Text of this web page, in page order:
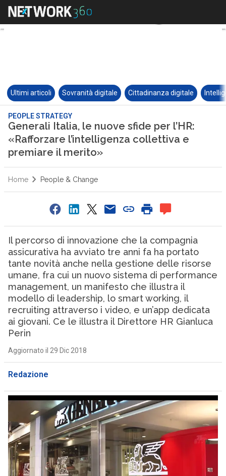
Ultimi articoli Sovranità digitale Cittadinanza digitale
PEOPLE STRATEGY
Generali Italia, le nuove sfide per l’HR:
«Rafforzare l’intelligenza collettiva e
premiare il merito»
Home People & Change
Il percorso di innovazione che la compagnia
assicurativa ha avviato tre anni fa ha portato
tante novità anche nella gestione delle risorse
umane, fra cui un nuovo sistema di performance
management, un manifesto che illustra il
modello di leadership, lo smart working, il
recruiting attraverso i video, e un’app dedicata
ai giovani. Ce le illustra il Direttore HR Gianluca
Perin
Aggiornato il 29 Dic 2018
Redazione